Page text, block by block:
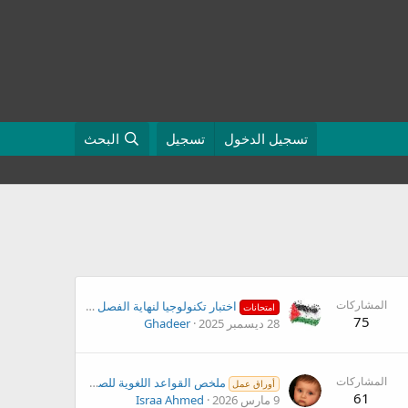
تسجيل الدخول تسجيل البحث
المشاركات
75
امتحانات اختبار تكنولوجيا لنهاية الفصل الأول للصف الحادي عشر (الأدبي)
28 ديسمبر 2025
Ghadeer
المشاركات
61
أوراق عمل ملخص القواعد اللغوية للصف الحادي عشر الفصل الثاني
9 مارس 2026
Israa Ahmed